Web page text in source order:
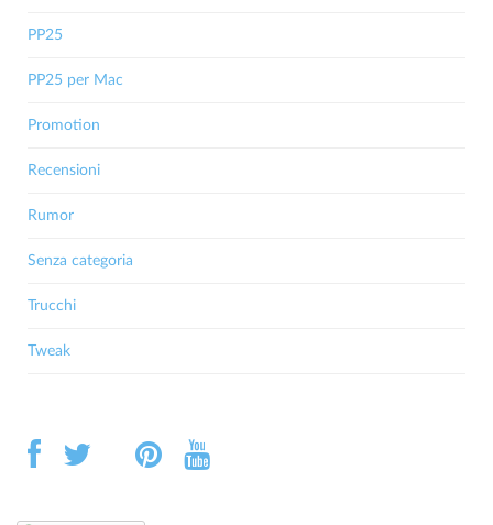
PP25
PP25 per Mac
Promotion
Recensioni
Rumor
Senza categoria
Trucchi
Tweak